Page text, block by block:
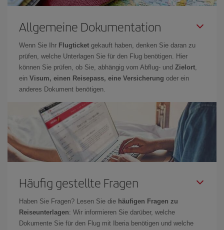
Allgemeine Dokumentation
Wenn Sie Ihr Flugticket gekauft haben, denken Sie daran zu
prüfen, welche Unterlagen Sie für den Flug benötigen. Hier
können Sie prüfen, ob Sie, abhängig vom Abflug- und Zielort,
ein Visum, einen Reisepass, eine Versicherung oder ein
anderes Dokument benötigen.
Häufig gestellte Fragen
Haben Sie Fragen? Lesen Sie die häufigen Fragen zu
Reiseunterlagen: Wir informieren Sie darüber, welche
Dokumente Sie für den Flug mit Iberia benötigen und welche